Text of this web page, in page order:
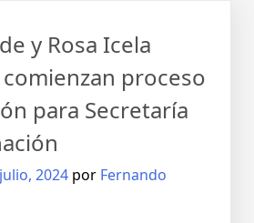
y Rosa Icela
proceso
para Secretaría
2024 por Fernando